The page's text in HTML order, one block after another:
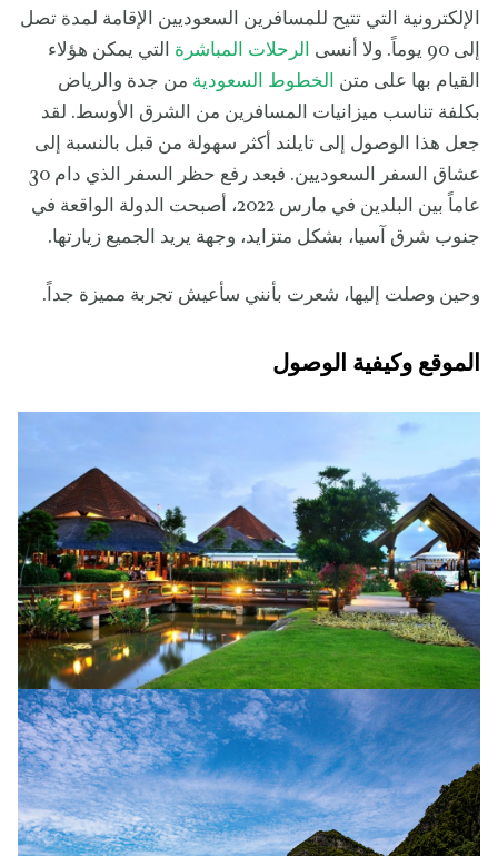
الإلكترونية التي تتيح للمسافرين السعوديين الإقامة لمدة تصل
إلى 90 يوماً. ولا أنسى
الرحلات المباشرة التي يمكن هؤلاء
القيام بها على متن
الخطوط السعودية من جدة والرياض
بكلفة تناسب ميزانيات المسافرين من الشرق الأوسط. لقد
جعل هذا الوصول إلى تايلند أكثر سهولة من قبل بالنسبة إلى
عشاق السفر السعوديين. فبعد رفع حظر السفر الذي دام 30
عاماً بين البلدين في مارس 2022، أصبحت الدولة الواقعة في
جنوب شرق آسيا، بشكل متزايد، وجهة يريد الجميع زيارتها.
وحين وصلت إليها، شعرت بأنني سأعيش تجربة مميزة جداً.
الموقع وكيفية الوصول